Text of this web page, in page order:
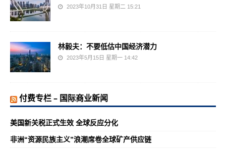
2023年10月31日 星期二 15:21
林毅夫：不要低估中国经济潜力
2023年5月15日 星期一 14:42
付费专栏 – 国际商业新闻
美国新关税正式生效 全球反应分化
非洲“资源民族主义”浪潮席卷全球矿产供应链